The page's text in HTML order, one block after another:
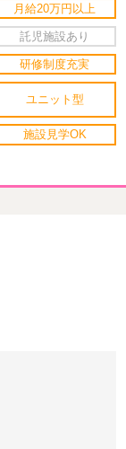
月給20万円以上
託児施設あり
研修制度充実
ユニット型
施設見学OK